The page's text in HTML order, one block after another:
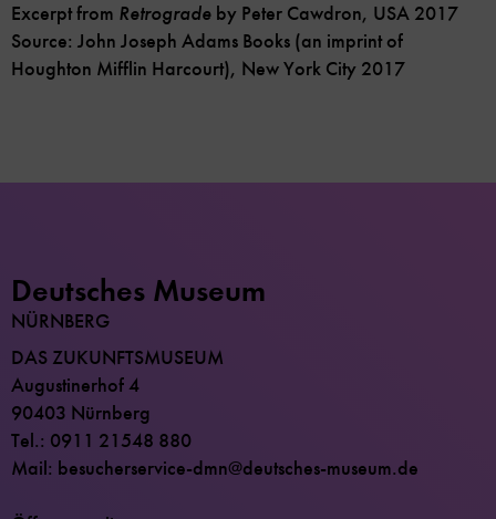
Excerpt from Retrograde by Peter Cawdron, USA 2017
Source: John Joseph Adams Books (an imprint of
Houghton Mifflin Harcourt), New York City 2017
Deutsches Museum
NÜRNBERG
DAS ZUKUNFTSMUSEUM
Augustinerhof 4
90403 Nürnberg
Tel.: 0911 21548 880
Mail: besucherservice-dmn@deutsches-museum.de